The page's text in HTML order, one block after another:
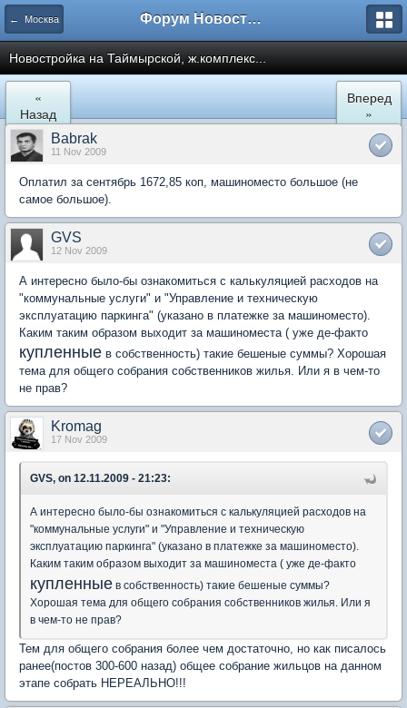
← Москва Форум Новостройки
Новостройка на Таймырской, ж.комплекс...
«
Назад
Вперед
»
Babrak
11 Nov 2009
Оплатил за сентябрь 1672,85 коп, машиноместо большое (не
самое большое).
GVS
12 Nov 2009
А интересно было-бы ознакомиться с калькуляцией расходов на
"коммунальные услуги" и "Управление и техническую
эксплуатацию паркинга" (указано в платежке за машиноместо).
Каким таким образом выходит за машиноместа ( уже де-факто
купленные в собственность) такие бешеные суммы? Хорошая
тема для общего собрания собственников жилья. Или я в чем-то
не прав?
Kromag
17 Nov 2009
GVS, on 12.11.2009 - 21:23:
А интересно было-бы ознакомиться с калькуляцией расходов на
"коммунальные услуги" и "Управление и техническую
эксплуатацию паркинга" (указано в платежке за машиноместо).
Каким таким образом выходит за машиноместа ( уже де-факто
купленные в собственность) такие бешеные суммы?
Хорошая тема для общего собрания собственников жилья. Или я
в чем-то не прав?
Тем для общего собрания более чем достаточно, но как писалось
ранее(постов 300-600 назад) общее собрание жильцов на данном
этапе собрать НЕРЕАЛЬНО!!!